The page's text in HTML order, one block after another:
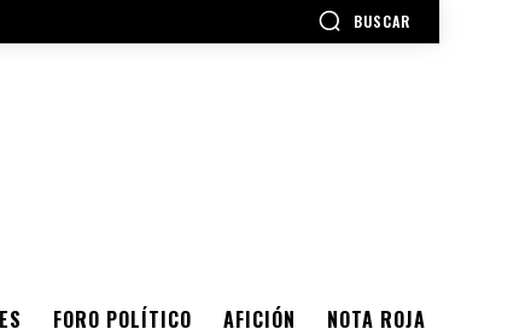
BUSCAR
FORO POLÍTICO AFICIÓN NOTA ROJA